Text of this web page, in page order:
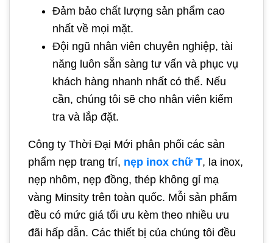
Đảm bảo chất lượng sản phẩm cao
nhất về mọi mặt.
Đội ngũ nhân viên chuyên nghiệp, tài
năng luôn sẵn sàng tư vấn và phục vụ
khách hàng nhanh nhất có thể. Nếu
cần, chúng tôi sẽ cho nhân viên kiểm
tra và lắp đặt.
Công ty Thời Đại Mới phân phối các sản
phẩm nẹp trang trí, nẹp inox chữ T, la inox,
nẹp nhôm, nẹp đồng, thép không gỉ mạ
vàng Minsity trên toàn quốc. Mỗi sản phẩm
đều có mức giá tối ưu kèm theo nhiều ưu
đãi hấp dẫn. Các thiết bị của chúng tôi đều